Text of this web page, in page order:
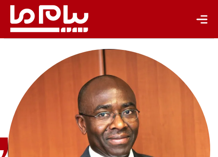
هیپالیت
فوفک
تحقیقات
صادرات-